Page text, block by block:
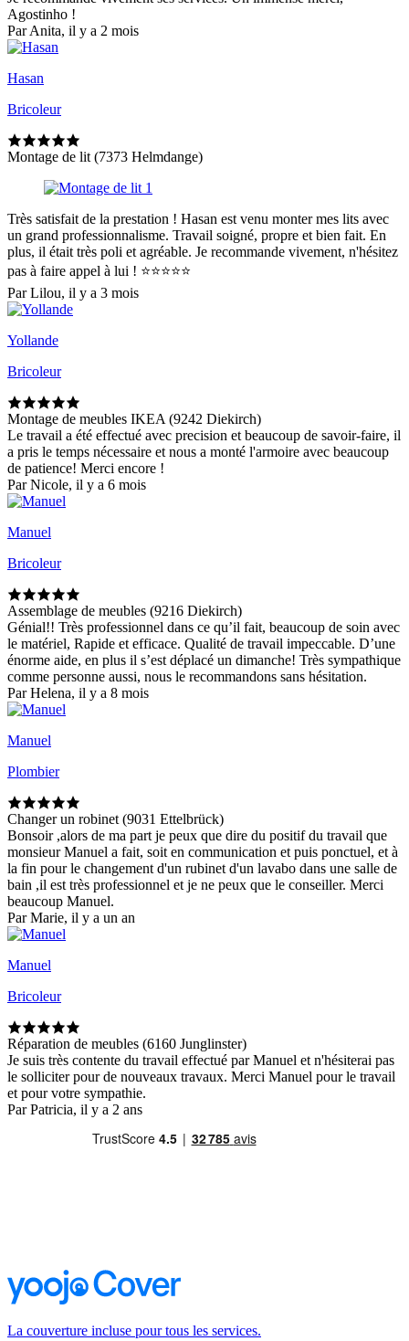
Agostinho !
Par Anita, il y a 2 mois
Hasan
Bricoleur
Montage de lit (7373 Helmdange)
Très satisfait de la prestation ! Hasan est venu monter mes lits avec
un grand professionnalisme. Travail soigné, propre et bien fait. En
plus, il était très poli et agréable. Je recommande vivement, n'hésitez
pas à faire appel à lui ! ⭐⭐⭐⭐⭐
Par Lilou, il y a 3 mois
Yollande
Bricoleur
Montage de meubles IKEA (9242 Diekirch)
Le travail a été effectué avec precision et beaucoup de savoir-faire, il
a pris le temps nécessaire et nous a monté l'armoire avec beaucoup
de patience! Merci encore !
Par Nicole, il y a 6 mois
Manuel
Bricoleur
Assemblage de meubles (9216 Diekirch)
Génial!! Très professionnel dans ce qu’il fait, beaucoup de soin avec
le matériel, Rapide et efficace. Qualité de travail impeccable. D’une
énorme aide, en plus il s’est déplacé un dimanche! Très sympathique
comme personne aussi, nous le recommandons sans hésitation.
Par Helena, il y a 8 mois
Manuel
Plombier
Changer un robinet (9031 Ettelbrück)
Bonsoir ,alors de ma part je peux que dire du positif du travail que
monsieur Manuel a fait, soit en communication et puis ponctuel, et à
la fin pour le changement d'un rubinet d'un lavabo dans une salle de
bain ,il est très professionnel et je ne peux que le conseiller. Merci
beaucoup Manuel.
Par Marie, il y a un an
Manuel
Bricoleur
Réparation de meubles (6160 Junglinster)
Je suis très contente du travail effectué par Manuel et n'hésiterai pas
le solliciter pour de nouveaux travaux. Merci Manuel pour le travail
et pour votre sympathie.
Par Patricia, il y a 2 ans
La couverture incluse pour tous les services.